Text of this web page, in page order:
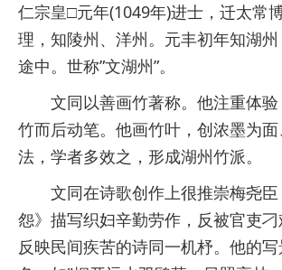
仁宗皇□元年(1049年)进士，迁太常
理，知陵州、洋州。元丰初年知湖
途中。世称”文湖州”。
文同以善画竹著称。他注重体验
竹而后动笔。他画竹叶，创浓墨为
法，学者多效之，形成湖州竹派。
文同在诗歌创作上很推崇梅尧臣
怨》描写织妇辛勤劳作，反被官吏
反映民间疾苦的诗同一机杼。他的